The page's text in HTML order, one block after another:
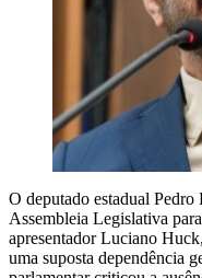
O deputado estadual
Assembleia Legislativa
apresentador Luciano
uma suposta dependência